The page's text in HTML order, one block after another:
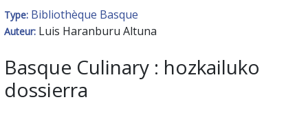
Type: Bibliothèque Basque
Auteur: Luis Haranburu Altuna
Basque Culinary : hozkailuko
dossierra